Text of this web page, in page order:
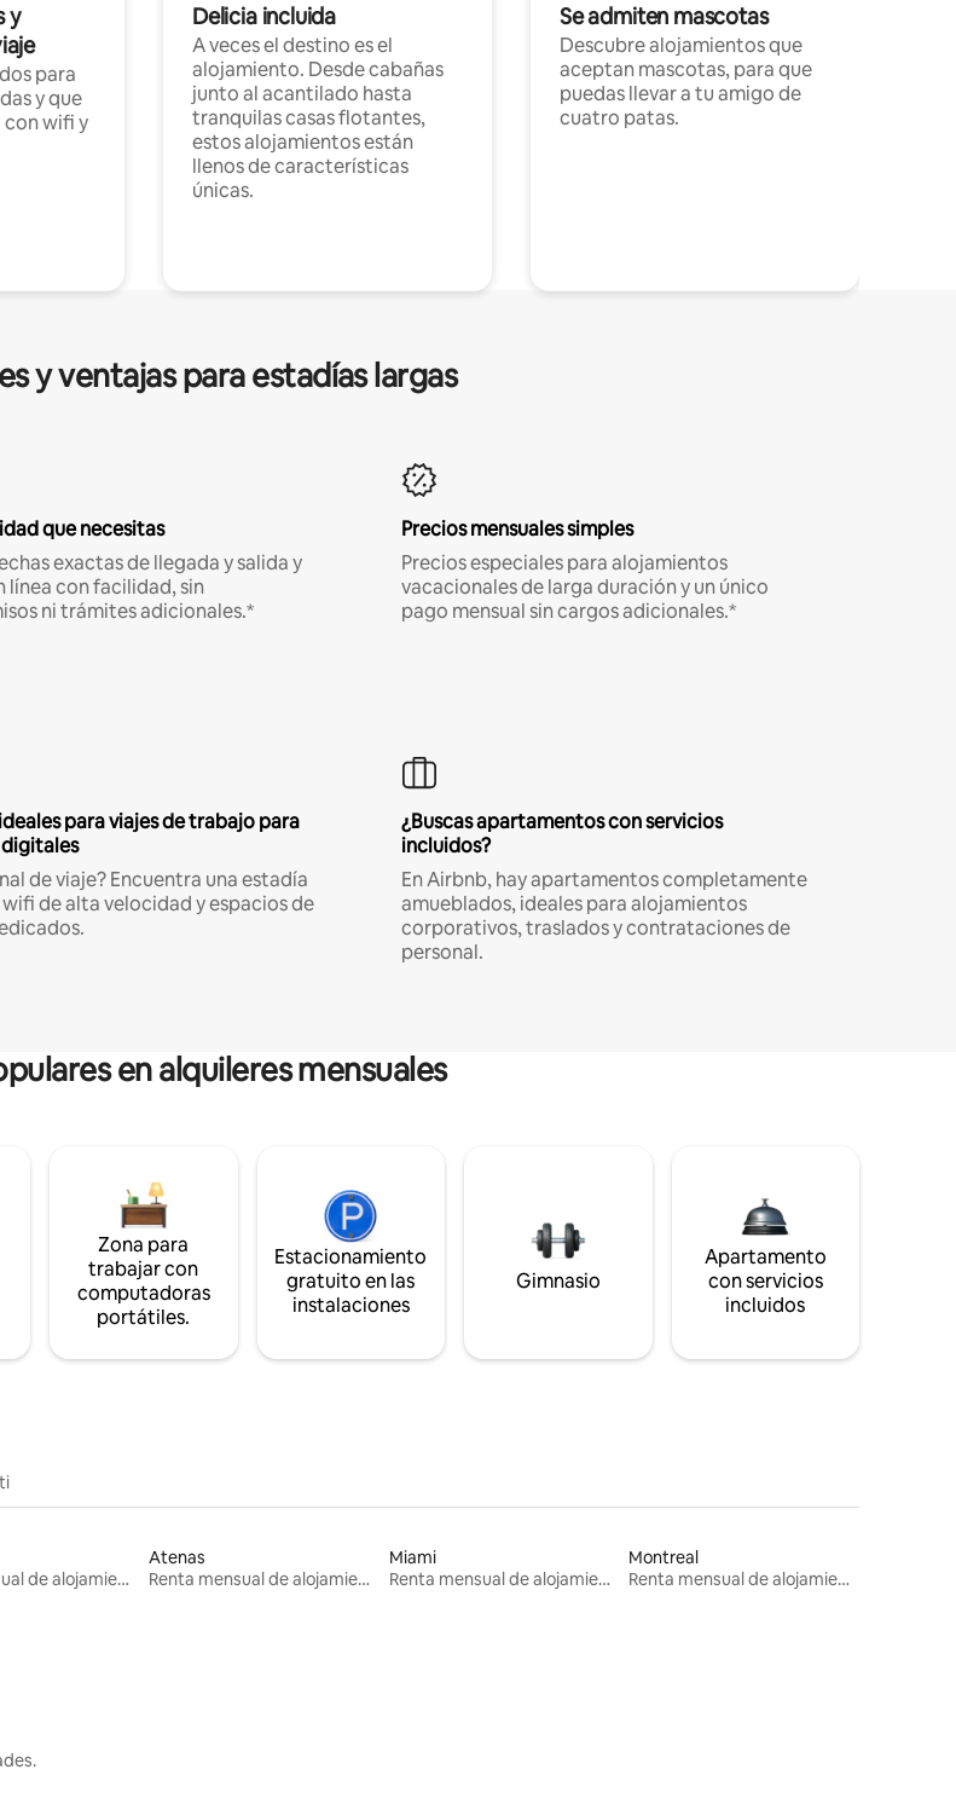
y
para
y que
wifi y
Delicia incluida
A veces el destino es el
alojamiento. Desde cabañas
junto al acantilado hasta
tranquilas casas flotantes,
estos alojamientos están
llenos de características
únicas.
Se admiten mascotas
Descubre alojamientos que
aceptan mascotas, para que
puedas llevar a tu amigo de
cuatro patas.
y ventajas para estadías largas
que necesitas
exactas de llegada y salida y
línea con facilidad, sin
ni trámites adicionales.*
Precios mensuales simples
Precios especiales para alojamientos
vacacionales de larga duración y un único
pago mensual sin cargos adicionales.*
para viajes de trabajo para
de viaje? Encuentra una estadía
de alta velocidad y espacios de
¿Buscas apartamentos con servicios
incluidos?
En Airbnb, hay apartamentos completamente
amueblados, ideales para alojamientos
corporativos, traslados y contrataciones de
personal.
en alquileres mensuales
Zona para
trabajar con
computadoras
portátiles.
Estacionamiento
gratuito en las
instalaciones
Gimnasio
Apartamento
con servicios
incluidos
Renta mensual de alojamientos
Atenas
Renta mensual de alojamientos
Miami
Renta mensual de alojamientos
Montreal
Renta mensual de alojamientos